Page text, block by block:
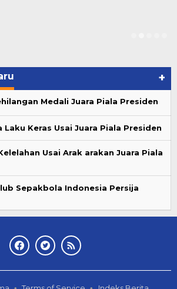
+
Medali Juara Piala Presiden
Laku Keras Usai Juara Piala Presiden
Usai Arak arakan Juara Piala
Sepakbola Indonesia Persija